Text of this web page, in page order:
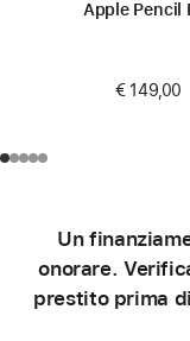
Apple Pencil
€ 149,00
Un
onorare.
prestito prima